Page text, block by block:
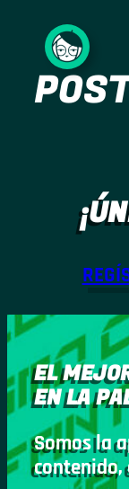
contenido
EL
EN LA
Somos la